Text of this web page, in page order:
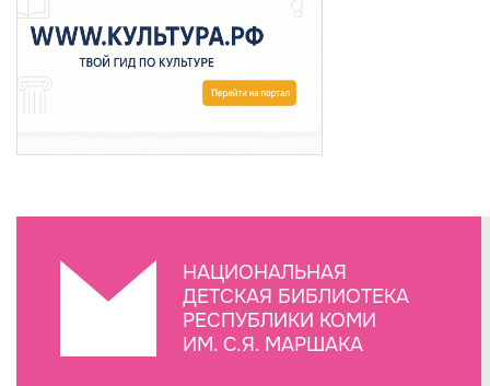
НАЦИОНАЛЬНАЯ
ДЕТСКАЯ БИБЛИОТЕКА
РЕСПУБЛИКИ КОМИ
ИМ. С.Я. МАРШАКА